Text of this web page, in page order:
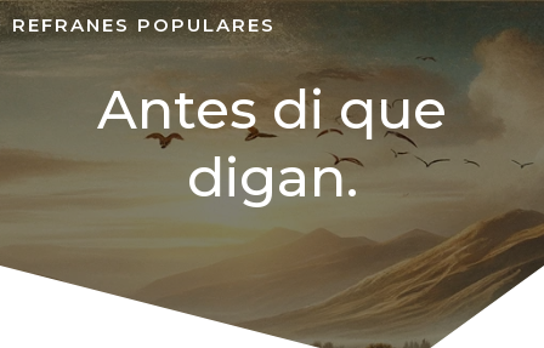
REFRANES POPULARES
Antes di que
digan.